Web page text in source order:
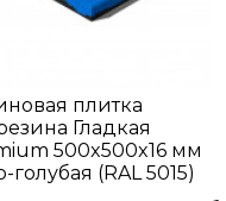
плитка
Гладкая
500x500x16 мм
голубая (RAL 5015)